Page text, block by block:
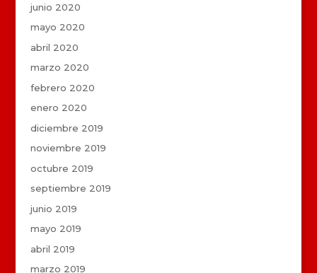
junio 2020
mayo 2020
abril 2020
marzo 2020
febrero 2020
enero 2020
diciembre 2019
noviembre 2019
octubre 2019
septiembre 2019
junio 2019
mayo 2019
abril 2019
marzo 2019